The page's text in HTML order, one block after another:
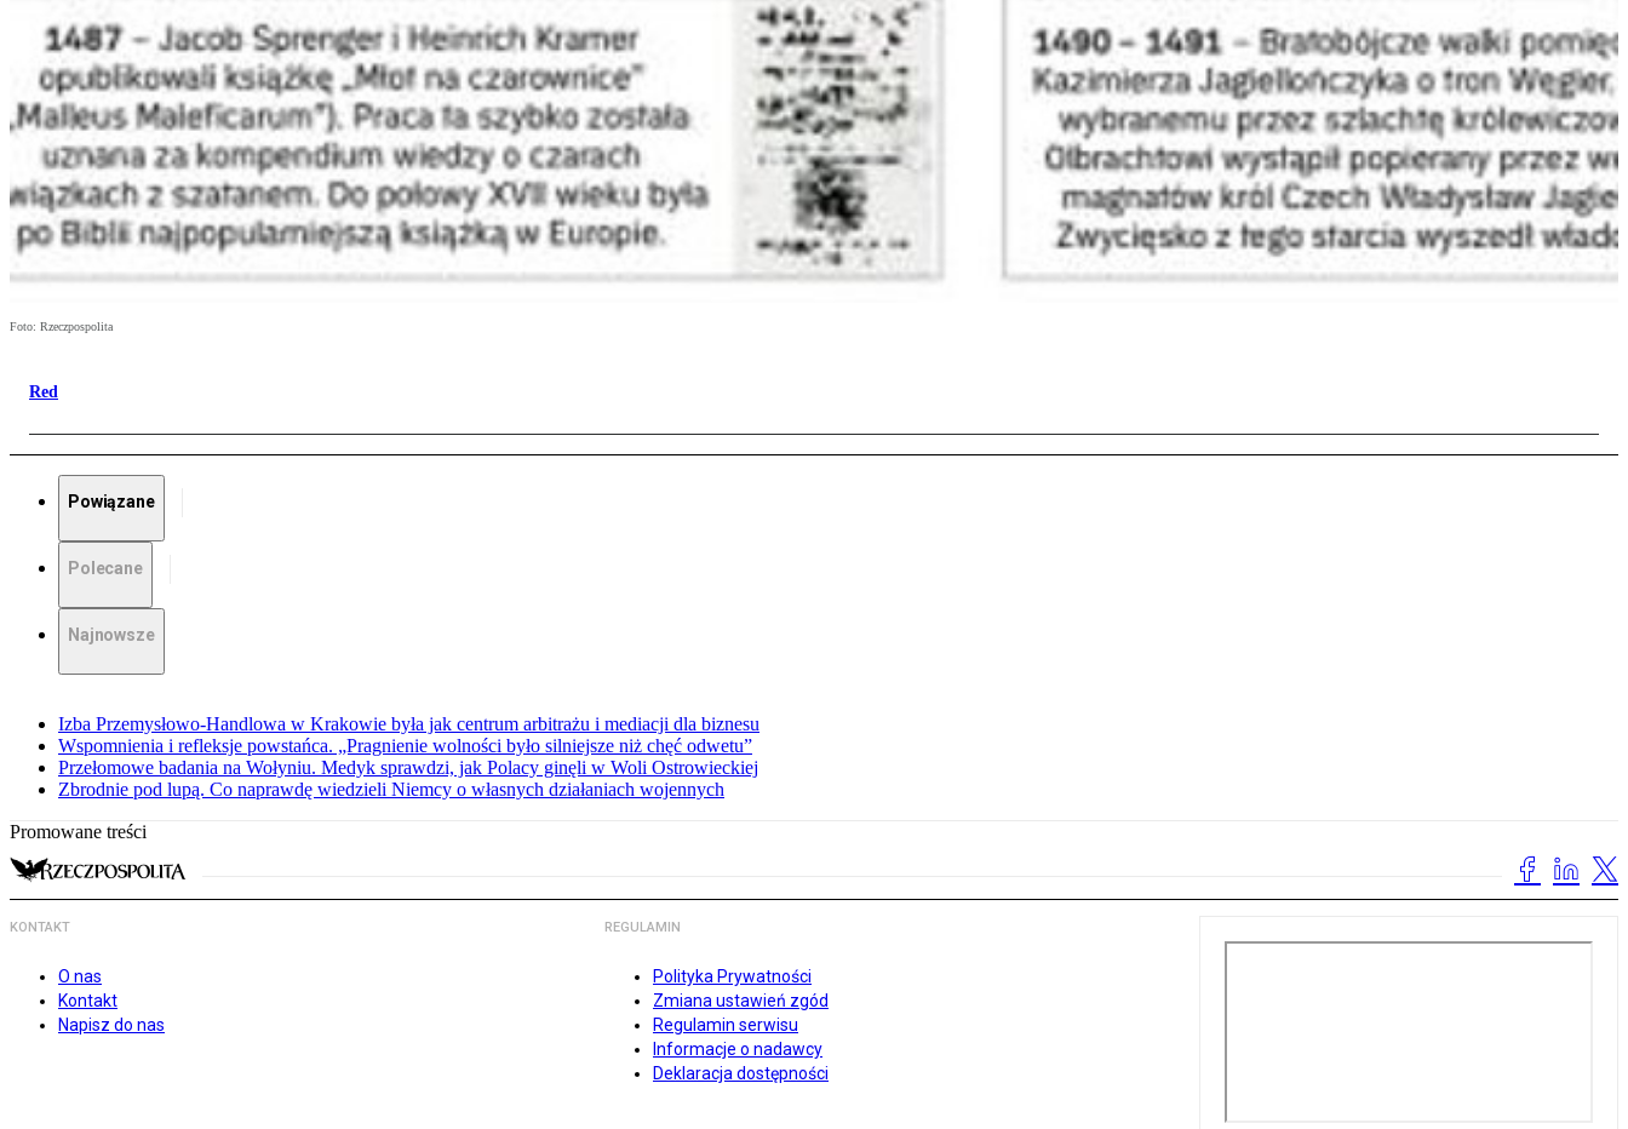
Foto: Rzeczpospolita
Red
Powiązane
Polecane
Najnowsze
Izba Przemysłowo-Handlowa w Krakowie była jak centrum arbitrażu i mediacji dla biznesu
Wspomnienia i refleksje powstańca. „Pragnienie wolności było silniejsze niż chęć odwetu”
Przełomowe badania na Wołyniu. Medyk sprawdzi, jak Polacy ginęli w Woli Ostrowieckiej
Zbrodnie pod lupą. Co naprawdę wiedzieli Niemcy o własnych działaniach wojennych
Promowane treści
KONTAKT
O nas
Kontakt
Napisz do nas
REGULAMIN
Polityka Prywatności
Zmiana ustawień zgód
Regulamin serwisu
Informacje o nadawcy
Deklaracja dostępności